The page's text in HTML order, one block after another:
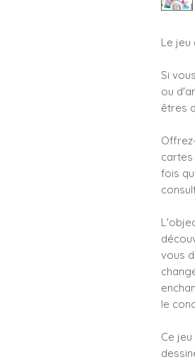
Le jeu
Si
ou
êtres
cartes
fois
vous
le
Ce